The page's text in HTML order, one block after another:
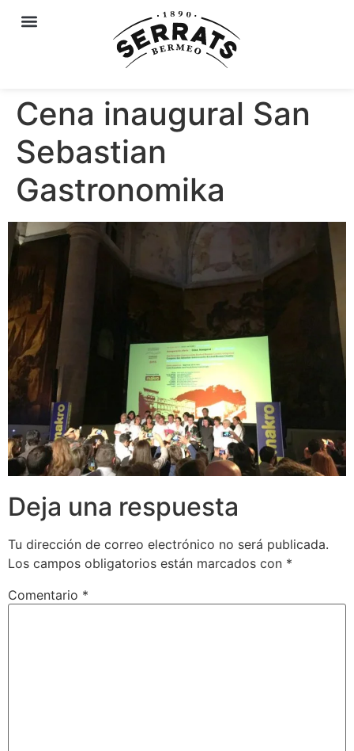
Cena inaugural San
Sebastian
Gastronomika
Deja una respuesta
Tu dirección de correo electrónico no será publicada.
Los campos obligatorios están marcados con *
Comentario *